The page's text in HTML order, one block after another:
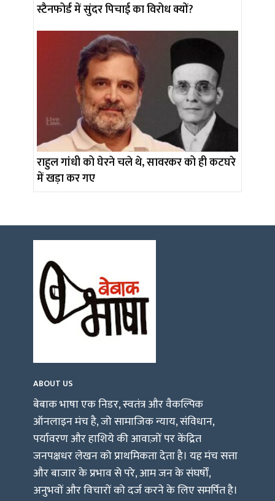
स्टैनफोर्ड में सुंदर पिचाई का विरोध क्यों?
राहुल गांधी को घेरने चले थे, सावरकर को ही कटघरे
में खड़ा कर गए
ABOUT US
बेबाक भाषा एक निडर, स्वतंत्र और वैकल्पिक
ऑनलाइन मंच है, जो सामाजिक न्याय, संविधान,
पर्यावरण और हाशिये की आवाज़ों पर केंद्रित
जनपक्षधर लेखन को प्राथमिकता देता है। यह मंच सत्ता
और बाजार के प्रभाव से परे, आम जन के संघर्षों,
अनुभवों और विचारों को दर्ज करने के लिए समर्पित है।